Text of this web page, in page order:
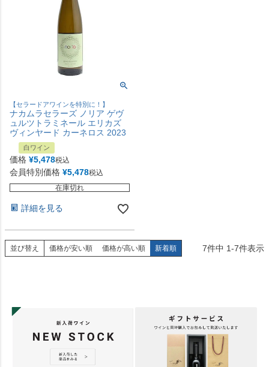
【セラードアワインを特別に！】
ナカムラセラーズ ノリア ゲヴ
ュルツトラミネール エリカズ
ヴィンヤード カーネロス 2023
白ワイン
価格 ¥5,478税込
会員特別価格 ¥5,478税込
在庫切れ
詳細を見る
並び替え 価格が安い順 価格が高い順 新着順 7件中 1-7件表示